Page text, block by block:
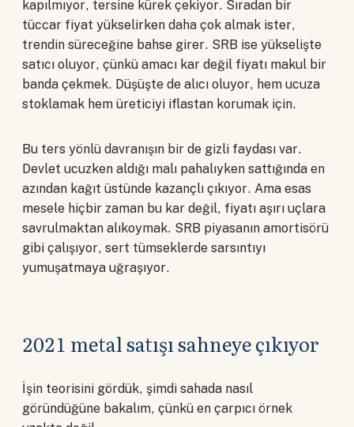
kapılmıyor, tersine kürek çekiyor. Sıradan bir
tüccar fiyat yükselirken daha çok almak ister,
trendin süreceğine bahse girer. SRB ise yükselişte
satıcı oluyor, çünkü amacı kar değil fiyatı makul bir
banda çekmek. Düşüşte de alıcı oluyor, hem ucuza
stoklamak hem üreticiyi iflastan korumak için.
Bu ters yönlü davranışın bir de gizli faydası var.
Devlet ucuzken aldığı malı pahalıyken sattığında en
azından kağıt üstünde kazançlı çıkıyor. Ama esas
mesele hiçbir zaman bu kar değil, fiyatı aşırı uçlara
savrulmaktan alıkoymak. SRB piyasanın amortisörü
gibi çalışıyor, sert tümseklerde sarsıntıyı
yumuşatmaya uğraşıyor.
2021 metal satışı sahneye çıkıyor
İşin teorisini gördük, şimdi sahada nasıl
göründüğüne bakalım, çünkü en çarpıcı örnek